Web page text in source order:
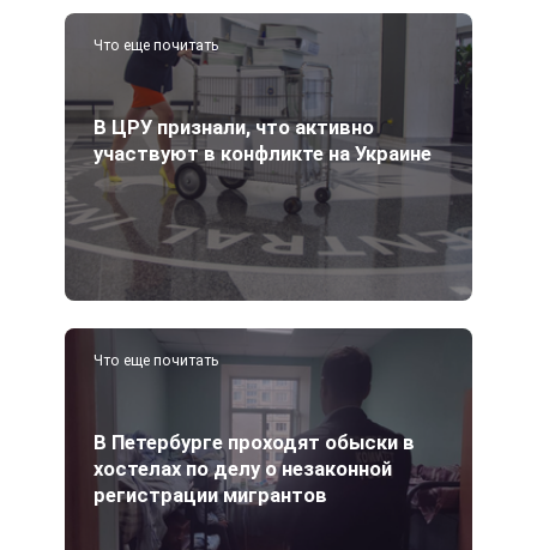
Что еще почитать
В ЦРУ признали, что активно
участвуют в конфликте на Украине
Что еще почитать
В Петербурге проходят обыски в
хостелах по делу о незаконной
регистрации мигрантов